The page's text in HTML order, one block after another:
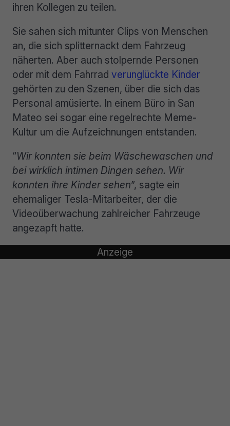
ihren Kollegen zu teilen.
Sie sahen sich mitunter Clips von Menschen
an, die sich splitternackt dem Fahrzeug
näherten. Aber auch stolpernde Personen
oder mit dem Fahrrad verunglückte Kinder
gehörten zu den Szenen, über die sich das
Personal amüsierte. In einem Büro in San
Mateo sei sogar eine regelrechte Meme-
Kultur um die Aufzeichnungen entstanden.
“Wir konnten sie beim Wäschewaschen und
bei wirklich intimen Dingen sehen. Wir
konnten ihre Kinder sehen”, sagte ein
ehemaliger Tesla-Mitarbeiter, der die
Videoüberwachung zahlreicher Fahrzeuge
angezapft hatte.